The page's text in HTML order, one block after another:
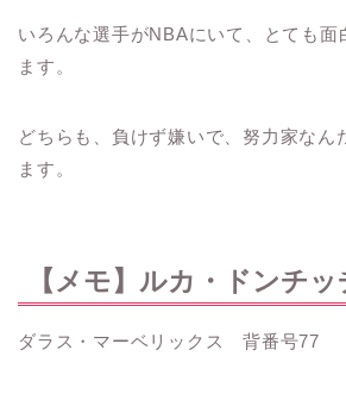
いろんな選手がNBAにいて、とても面
ます。
どちらも、負けず嫌いで、努力家なん
ます。
【メモ】ルカ・ドンチッ
ダラス・マーベリックス 背番号77